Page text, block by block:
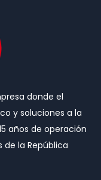
donde el
y soluciones a la
años de operación
la República